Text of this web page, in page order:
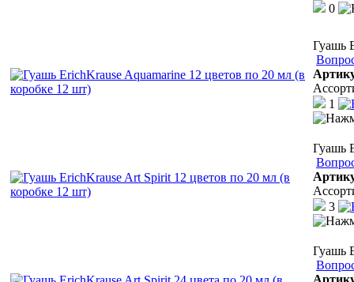
0
Гуашь
1
Гуашь
3
Гуашь